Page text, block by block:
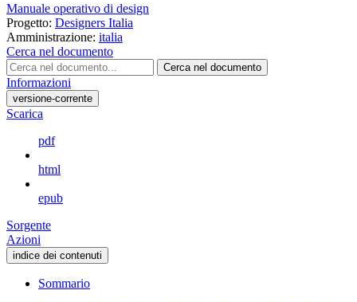
Manuale operativo di design
Progetto: Designers Italia
Amministrazione: italia
Cerca nel documento
Cerca nel documento
Informazioni
versione-corrente
Scarica
pdf
html
epub
Sorgente
Azioni
indice dei contenuti
Sommario